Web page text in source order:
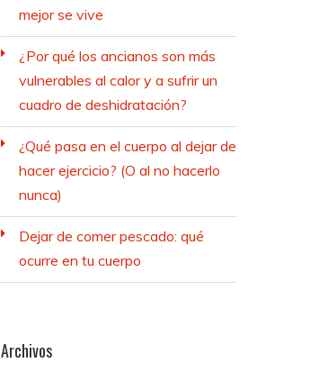
mejor se vive
¿Por qué los ancianos son más
vulnerables al calor y a sufrir un
cuadro de deshidratación?
¿Qué pasa en el cuerpo al dejar de
hacer ejercicio? (O al no hacerlo
nunca)
Dejar de comer pescado: qué
ocurre en tu cuerpo
Archivos